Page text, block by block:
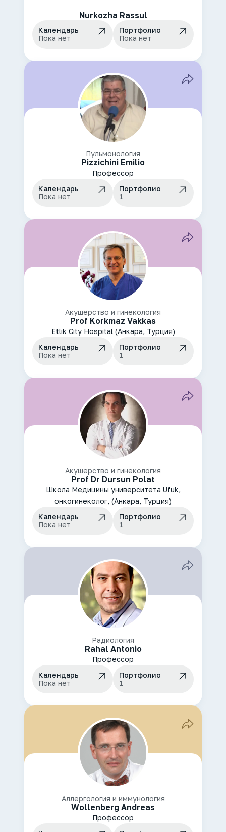
Nurkozha Rassul
Календарь
Пока нет
Портфолио
Пока нет
Пульмонология
Pizzichini Emilio
Профессор
Календарь
Пока нет
Портфолио
1
Акушерство и гинекология
Prof Korkmaz Vakkas
Etlik City Hospital (Анкара, Турция)
Календарь
Пока нет
Портфолио
1
Акушерство и гинекология
Prof Dr Dursun Polat
Школа Медицины университета Ufuk,
онкогинеколог, (Анкара, Турция)
Календарь
Пока нет
Портфолио
1
Радиология
Rahal Antonio
Профессор
Календарь
Пока нет
Портфолио
1
Аллергология и иммунология
Wollenberg Andreas
Профессор